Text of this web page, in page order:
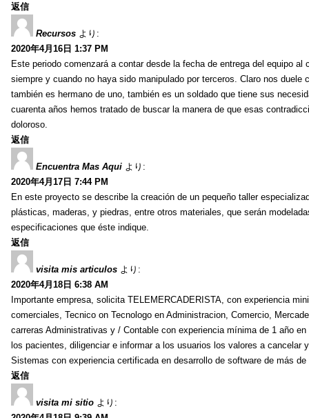
返信
Recursos より:
2020年4月16日 1:37 PM
Este periodo comenzará a contar desde la fecha de entrega del equipo
siempre y cuando no haya sido manipulado por terceros. Claro nos
también es hermano de uno, también es un soldado que tiene sus
cuarenta años hemos tratado de buscar la manera de que esas
doloroso.
返信
Encuentra Mas Aqui より:
2020年4月17日 7:44 PM
En este proyecto se describe la creación de un pequeño taller
plásticas, maderas, y piedras, entre otros materiales, que serán
especificaciones que éste indique.
返信
visita mis articulos より:
2020年4月18日 6:38 AM
Importante empresa, solicita TELEMERCADERISTA, con experiencia
comerciales, Tecnico on Tecnologo en Administracion, Comercio,
carreras Administrativas y / Contable con experiencia mínima de 1 año
los pacientes, diligenciar e informar a los usuarios los valores a cancelar
Sistemas con experiencia certificada en desarrollo de software de más de
返信
visita mi sitio より: